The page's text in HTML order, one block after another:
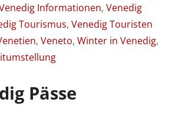
Informationen, Venedig
Tourismus, Venedig Touristen
, Veneto, Winter in Venedig,
Pässe